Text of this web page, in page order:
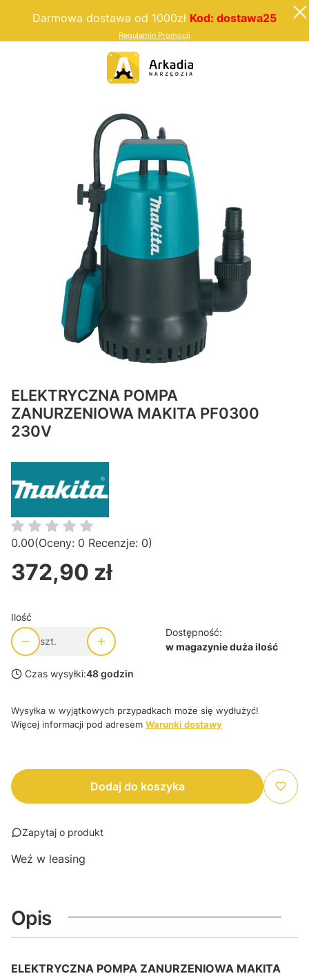
Darmowa dostawa od 1000zł Kod: dostawa25
Regulamin Promocji
ELEKTRYCZNA POMPA
ZANURZENIOWA MAKITA PF0300
230V
0.00(Oceny: 0 Recenzje: 0)
Cena
372,90 zł
Ilość
szt.
Dostępność:
w magazynie duża ilość
Czas wysyłki:48 godzin
Wysyłka w wyjątkowych przypadkach może się wydłużyć!
Więcej informacji pod adresem Warunki dostawy
Dodaj do koszyka
Zapytaj o produkt
Weź w leasing
Opis
ELEKTRYCZNA POMPA ZANURZENIOWA MAKITA